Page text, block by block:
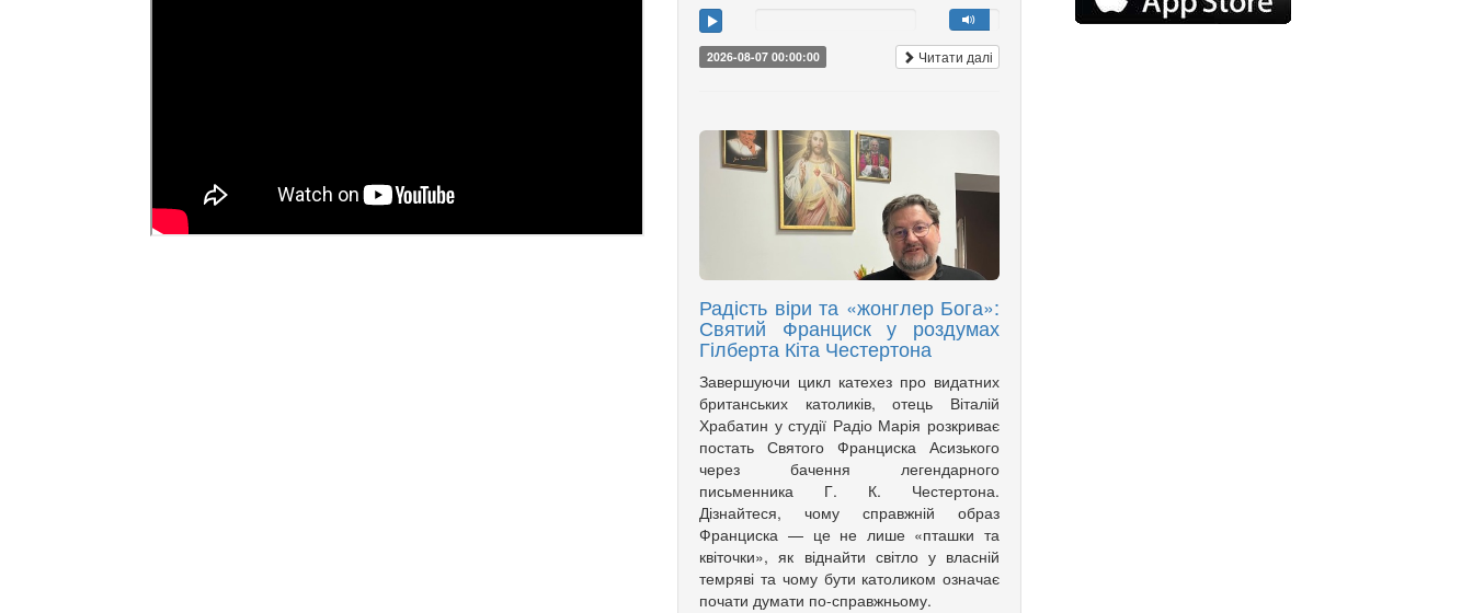
2026-08-07 00:00:00 Читати далі
Радість віри та «жонглер Бога»:
Святий Франциск у роздумах
Гілберта Кіта Честертона
Завершуючи цикл катехез про видатних
британських католиків, отець Віталій
Храбатин у студії Радіо Марія розкриває
постать Святого Франциска Асизького
через бачення легендарного
письменника Г. К. Честертона.
Дізнайтеся, чому справжній образ
Франциска — це не лише «пташки та
квіточки», як віднайти світло у власній
темряві та чому бути католиком означає
почати думати по-справжньому.